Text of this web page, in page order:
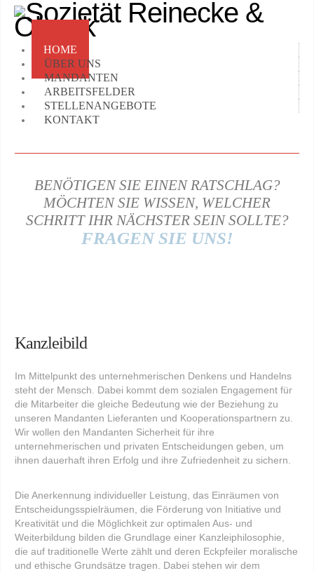
HOME
ÜBER UNS
MANDANTEN
ARBEITSFELDER
STELLENANGEBOTE
KONTAKT
BENÖTIGEN SIE EINEN RATSCHLAG?
MÖCHTEN SIE WISSEN, WELCHER
SCHRITT IHR NÄCHSTER SEIN SOLLTE?
FRAGEN SIE UNS!
Kanzleibild
Im Mittelpunkt des unternehmerischen Denkens und Handelns
steht der Mensch. Dabei kommt dem sozialen Engagement für
die Mitarbeiter die gleiche Bedeutung wie der Beziehung zu
unseren Mandanten Lieferanten und Kooperationspartnern zu.
Wir wollen den Mandanten Sicherheit für ihre
unternehmerischen und privaten Entscheidungen geben, um
ihnen dauerhaft ihren Erfolg und ihre Zufriedenheit zu sichern.
Die Anerkennung individueller Leistung, das Einräumen von
Entscheidungsspielräumen, die Förderung von Initiative und
Kreativität und die Möglichkeit zur optimalen Aus- und
Weiterbildung bilden die Grundlage einer Kanzleiphilosophie,
die auf traditionelle Werte zählt und deren Eckpfeiler moralische
und ethische Grundsätze tragen. Dabei stehen wir dem